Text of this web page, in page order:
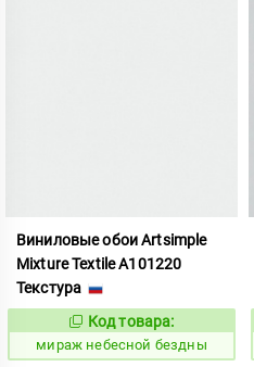
Виниловые обои Artsimple
Mixture Textile A101220
Текстура
992252
Код товара:
мираж небесной бездны